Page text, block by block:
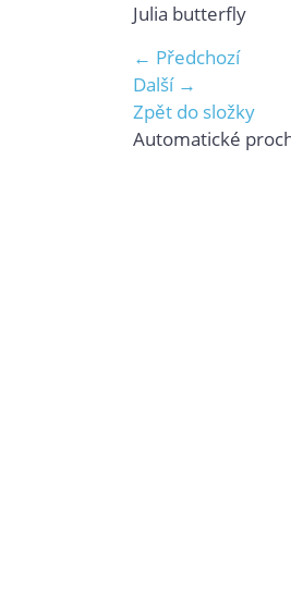
Julia butterfly
← Předchozí
Další →
Zpět do složky
Automatické